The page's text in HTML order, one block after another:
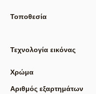
Τοποθεσία
Τεχνολογία εικόνας
Χρώμα
Αριθμός εξαρτημάτων